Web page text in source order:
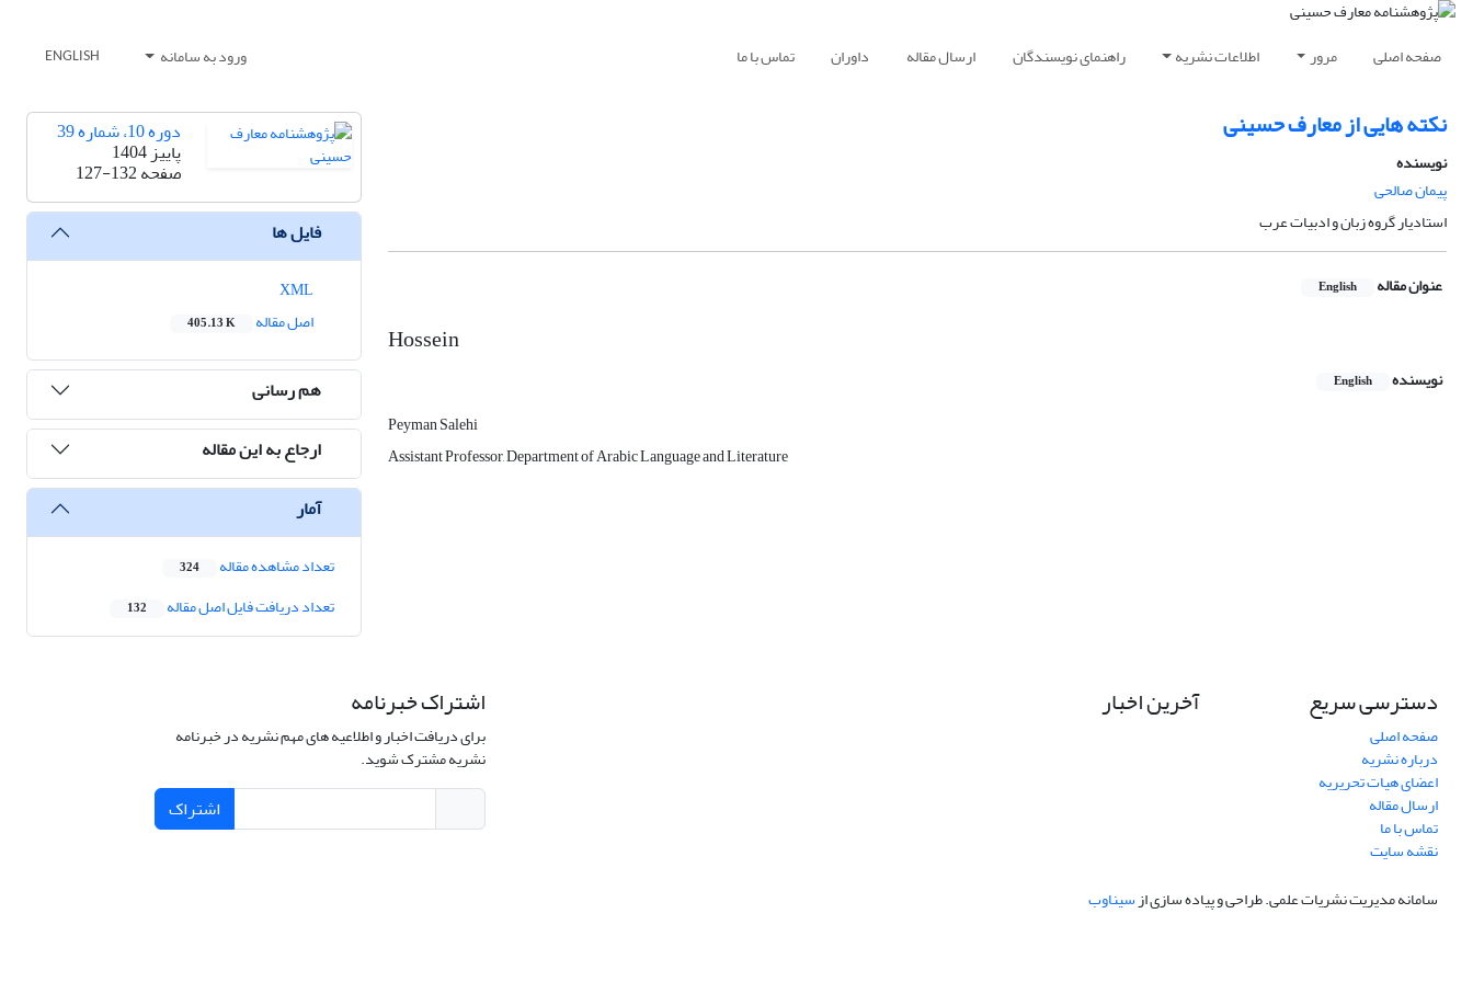
صفحه اصلی مرور اطلاعات نشریه راهنمای نویسندگان ارسال مقاله داوران تماس با ما ورود به سامانه ENGLISH
نکته هایی از معارف حسینی
نویسنده
پیمان صالحی
استادیار گروه زبان و ادبیات عرب
عنوان مقاله English
Hossein
نویسنده English
Peyman Salehi
Assistant Professor, Department of Arabic Language and Literature
دوره 10، شماره 39
پاییز 1404
صفحه127-132
فایل ها
اصل مقاله
405.13 K
هم رسانی
ارجاع به این مقاله
آمار
تعداد مشاهده مقاله 324
تعداد دریافت فایل اصل مقاله 132
دسترسی سریع
صفحه اصلی
درباره نشریه
اعضای هیات تحریریه
ارسال مقاله
تماس با ما
نقشه سایت
آخرین اخبار اشتراک خبرنامه
برای دریافت اخبار و اطلاعیه های مهم نشریه در خبرنامه
نشریه مشترک شوید.
اشتراک
سامانه مدیریت نشریات علمی.طراحی و پیاده سازی ازسیناوب